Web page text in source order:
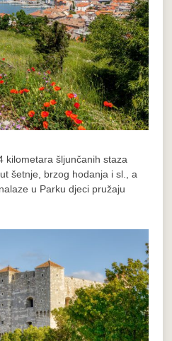
kilometara šljunčanih staza
šetnje, brzog hodanja i sl., a
u Parku djeci pružaju